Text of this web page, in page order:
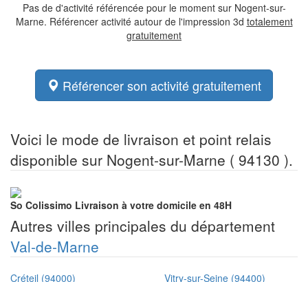
Pas de d'activité référencée pour le moment sur Nogent-sur-
Marne. Référencer activité autour de l'impression 3d totalement
gratuitement
Référencer son activité gratuitement
Voici le mode de livraison et point relais
disponible sur Nogent-sur-Marne ( 94130 ).
So Colissimo Livraison à votre domicile en 48H
Autres villes principales du département
Val-de-Marne
Créteil (94000)
Vitry-sur-Seine (94400)